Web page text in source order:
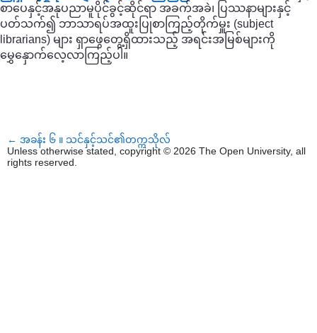
စာပေနှင့်အနုပညာမူပိုင်ခွင့်ဆိုင်ရာ အခက်အခဲ၊ ပြဿနာများနှင့်
ပတ်သက်၍ ဘာသာရပ်အထူးပြုစာကြည့်တိုက်မှူး (subject
librarians) များ ရှာဖွေတွေ့ရှိထားသည့် အရင်းအမြစ်များကို
မွှေနှောက်လေ့လာကြည့်ပါ။
← အခန်း ၆ ။ သင်နှင့်သင်၏တက္ကသိုလ်
Unless otherwise stated, copyright © 2026 The Open University, all
rights reserved.